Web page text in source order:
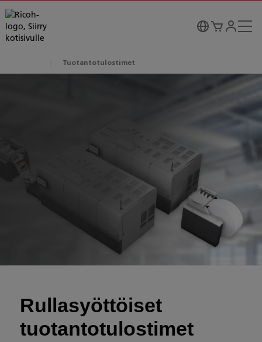
Tuotantotulostimet
Rullasyöttöiset
tuotantotulostimet